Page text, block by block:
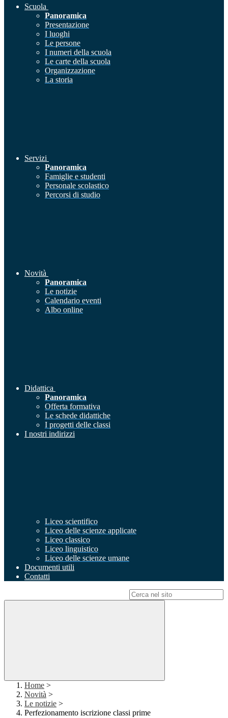
Scuola
Panoramica
Presentazione
I luoghi
Le persone
I numeri della scuola
Le carte della scuola
Organizzazione
La storia
Servizi
Panoramica
Famiglie e studenti
Personale scolastico
Percorsi di studio
Novità
Panoramica
Le notizie
Calendario eventi
Albo online
Didattica
Panoramica
Offerta formativa
Le schede didattiche
I progetti delle classi
I nostri indirizzi
Liceo scientifico
Liceo delle scienze applicate
Liceo classico
Liceo linguistico
Liceo delle scienze umane
Documenti utili
Contatti
Home >
Novità >
Le notizie >
Perfezionamento iscrizione classi prime